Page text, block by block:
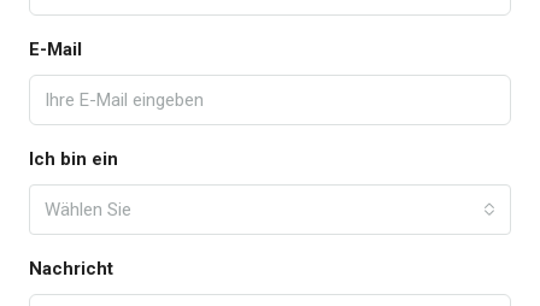
E-Mail
Ich bin ein
Wählen Sie
Nachricht